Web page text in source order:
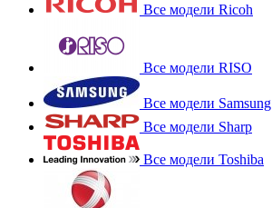
Все модели Ricoh
Все модели RISO
Все модели Samsung
Все модели Sharp
Все модели Toshiba